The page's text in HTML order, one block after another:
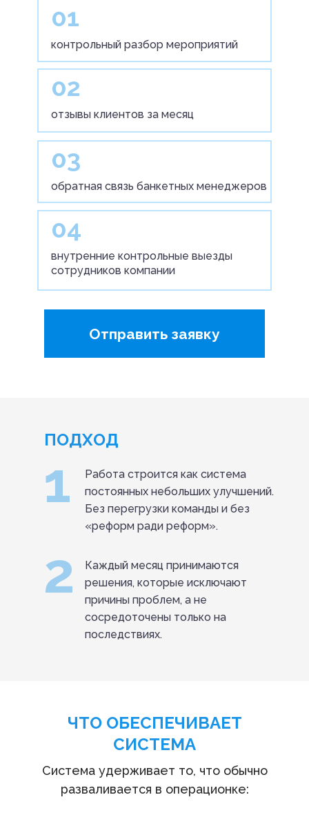
отзывы клиентов за месяц
01
02
контрольный разбор мероприятий
03
04
Отправить заявку
обратная связь банкетных менеджеров
внутренние контрольные выезды
сотрудников компании
ПОДХОД
1
2
Работа строится как система
постоянных небольших улучшений.
Без перегрузки команды и без
«реформ ради реформ».
Каждый месяц принимаются
решения, которые исключают
причины проблем, а не
сосредоточены только на
последствиях.
ЧТО ОБЕСПЕЧИВАЕТ
СИСТЕМА
Система удерживает то, что обычно
разваливается в операционке: